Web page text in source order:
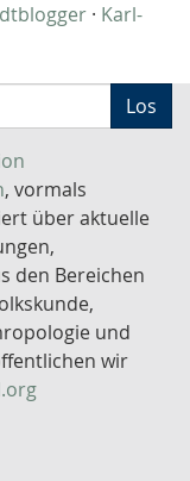
· Karl-
Los
, vormals
über aktuelle
den Bereichen
und
wir